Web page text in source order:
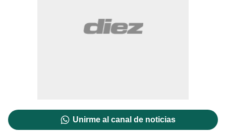
Unirme al canal de noticias